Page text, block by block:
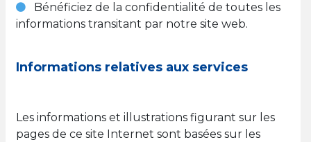
Bénéficiez de la confidentialité de toutes les
informations transitant par notre site web.
Informations relatives aux services
Les informations et illustrations figurant sur les
pages de ce site Internet sont basées sur les